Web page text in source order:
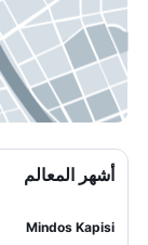
أشهر المعالم
Mindos Kapisi